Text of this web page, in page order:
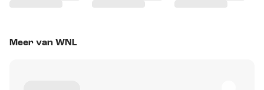
Meer van WNL